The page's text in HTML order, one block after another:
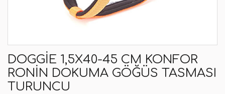
DOGGIE 1,5X40-45 CM KONFOR
RONIN DOKUMA GÖĞÜS TASMASI
TURUNCU